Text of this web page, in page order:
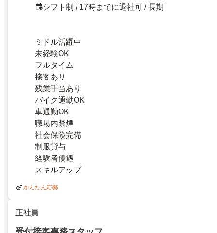
シフト制 / 17時までに退社可 / 長期
ミドル活躍中
未経験OK
フルタイム
接客あり
残業手当あり
バイク通勤OK
車通勤OK
職場内禁煙
社会保険完備
制服貸与
経験者優遇
スキルアップ
かんたん応募
正社員